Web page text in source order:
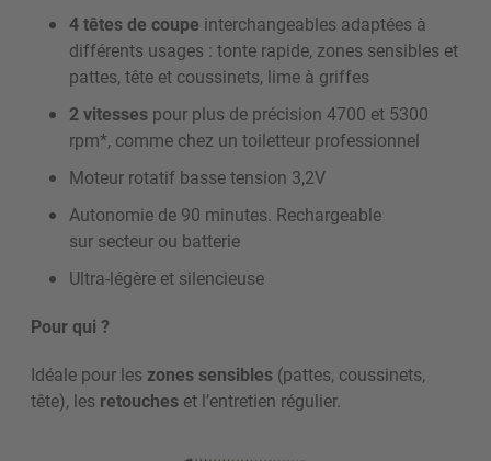
4 têtes de coupe interchangeables adaptées à
différents usages : tonte rapide, zones sensibles et
pattes, tête et coussinets, lime à griffes
2 vitesses pour plus de précision 4700 et 5300
rpm*, comme chez un toiletteur professionnel
Moteur rotatif basse tension 3,2V
Autonomie de 90 minutes. Rechargeable
sur secteur ou batterie
Ultra-légère et silencieuse
Pour qui ?
Idéale pour leszones sensibles (pattes, coussinets,
tête), les retouches et l’entretien régulier.